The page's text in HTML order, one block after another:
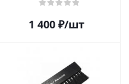
1 400₽/шт